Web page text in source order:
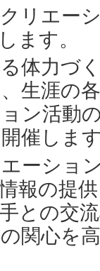
リエー
ます。
体力づ
生涯の
ン活動
催しま
ーショ
報の提
との交
関心を